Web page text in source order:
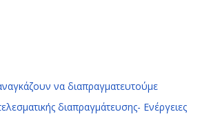
να διαπραγματευτούμε
διαπραγμάτευσης- Ενέργειες